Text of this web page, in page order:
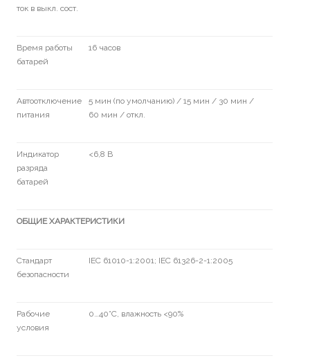
ток в выкл. сост.
Время работы
батарей
16 часов
Автоотключение
питания
5 мин (по умолчанию) / 15 мин / 30 мин /
60 мин / откл.
Индикатор
разряда
батарей
<6,8 В
ОБЩИЕ ХАРАКТЕРИСТИКИ
Стандарт
безопасности
IEC 61010-1:2001; IEC 61326-2-1:2005
Рабочие
условия
0…40°С, влажность <90%